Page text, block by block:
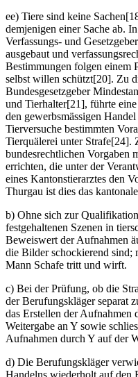
ee) Tiere sind keine
demjenigen einer Sache ab.
Verfassungs- und
ausgebaut und
Bestimmungen folgen einem
selbst willen schützt[20]. Zu
Bundesgesetzgeber
und Tierhalter[21], führte
den gewerbsmässigen
Tierversuche bestimmten
Tierquälerei unter Strafe[24].
bundesrechtlichen Vorgaben
errichten, die unter der
eines Kantonstierarztes den
Thurgau ist dies das
b) Ohne sich zur
festgehaltenen Szenen in
Beweiswert der Aufnahmen
die Bilder schockierend sind;
Mann Schafe tritt und wirft.
c) Bei der Prüfung, ob die
der Berufungskläger separat
das Erstellen der Aufnahmen
Weitergabe an Y sowie
Aufnahmen durch Y auf der
d) Die Berufungskläger